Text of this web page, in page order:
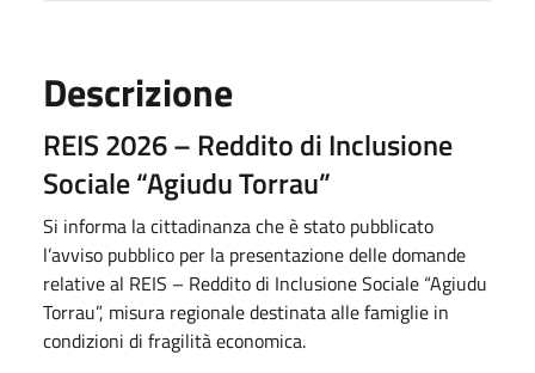
Descrizione
REIS 2026 – Reddito di Inclusione
Sociale “Agiudu Torrau”
Si informa la cittadinanza che è stato pubblicato
l’avviso pubblico per la presentazione delle domande
relative al REIS – Reddito di Inclusione Sociale “Agiudu
Torrau”, misura regionale destinata alle famiglie in
condizioni di fragilità economica.